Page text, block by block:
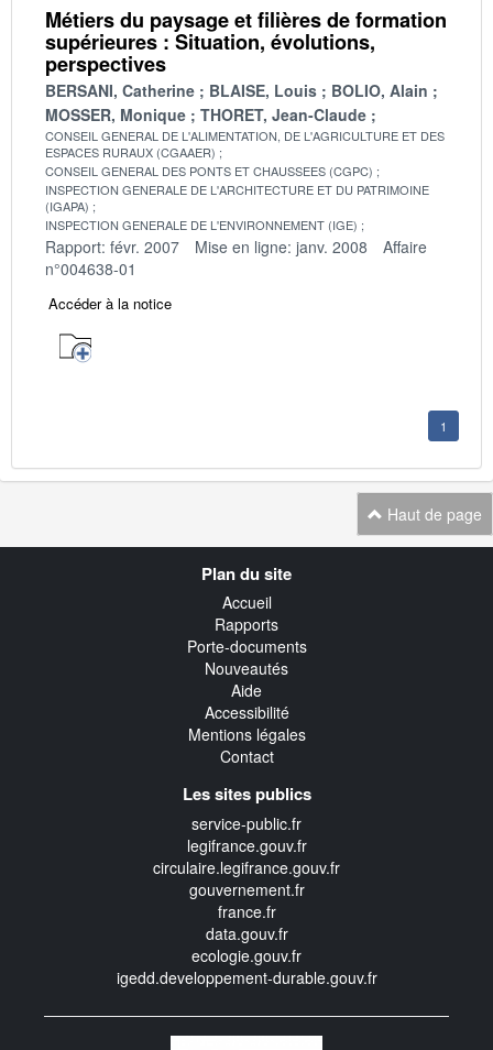
Métiers du paysage et filières de formation
supérieures : Situation, évolutions,
perspectives
BERSANI, Catherine BLAISE, Louis
BOLIO, Alain
MOSSER, Monique
THORET, Jean-Claude
CONSEIL GENERAL DE L'ALIMENTATION, DE L'AGRICULTURE ET DES
ESPACES RURAUX (CGAAER)
CONSEIL GENERAL DES PONTS ET CHAUSSEES (CGPC)
INSPECTION GENERALE DE L'ARCHITECTURE ET DU PATRIMOINE
(IGAPA)
INSPECTION GENERALE DE L'ENVIRONNEMENT (IGE)
Rapport: févr. 2007 Mise en ligne: janv. 2008
Affaire
n°004638-01
Accéder à la notice
1
Haut de page
Plan du site
Accueil
Rapports
Porte-documents
Nouveautés
Aide
Accessibilité
Mentions légales
Contact
Les sites publics
service-public.fr
legifrance.gouv.fr
circulaire.legifrance.gouv.fr
gouvernement.fr
france.fr
data.gouv.fr
ecologie.gouv.fr
igedd.developpement-durable.gouv.fr